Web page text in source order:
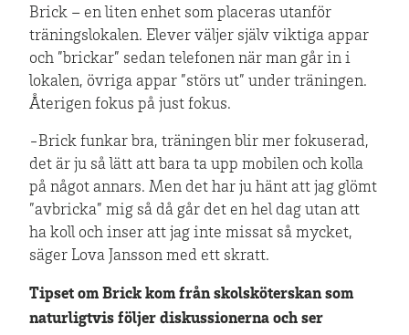
Brick – en liten enhet som placeras utanför
träningslokalen. Elever väljer själv viktiga appar
och ”brickar” sedan telefonen när man går in i
lokalen, övriga appar ”störs ut” under träningen.
Återigen fokus på just fokus.
-Brick funkar bra, träningen blir mer fokuserad,
det är ju så lätt att bara ta upp mobilen och kolla
på något annars. Men det har ju hänt att jag glömt
”avbricka” mig så då går det en hel dag utan att
ha koll och inser att jag inte missat så mycket,
säger Lova Jansson med ett skratt.
Tipset om Brick kom från skolsköterskan som
naturligtvis följer diskussionerna och ser